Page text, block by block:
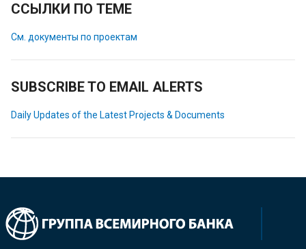
ССЫЛКИ ПО ТЕМЕ
См. документы по проектам
SUBSCRIBE TO EMAIL ALERTS
Daily Updates of the Latest Projects & Documents